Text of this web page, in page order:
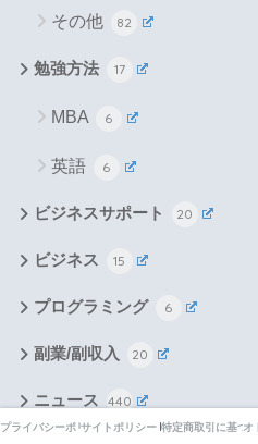
その他 82
勉強方法 17
MBA 6
英語 6
ビジネスサポート 20
ビジネス 15
プログラミング 6
副業/副収入 20
ニュース 440
プライバシーポリシーサイトポリシー 特定商取引に基づオ